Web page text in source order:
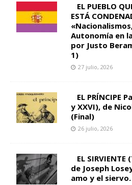
EL PUEBLO
ESTÁ
Autonomía en
por Justo
1)
27 julio, 2026
EL PRÍNCIPE
y XXVI), de
(Final)
26 julio, 2026
EL
de Joseph
amo y el siervo.